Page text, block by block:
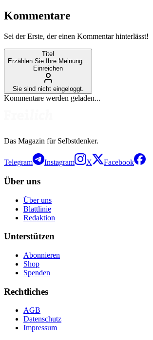
Kommentare
Sei der Erste, der einen Kommentar hinterlässt!
Titel
Erzählen Sie Ihre Meinung...
Einreichen
Sie sind nicht eingeloggt.
Kommentare werden geladen...
Das Magazin für Selbstdenker.
Telegram Instagram X Facebook
Über uns
Über uns
Blattlinie
Redaktion
Unterstützen
Abonnieren
Shop
Spenden
Rechtliches
AGB
Datenschutz
Impressum